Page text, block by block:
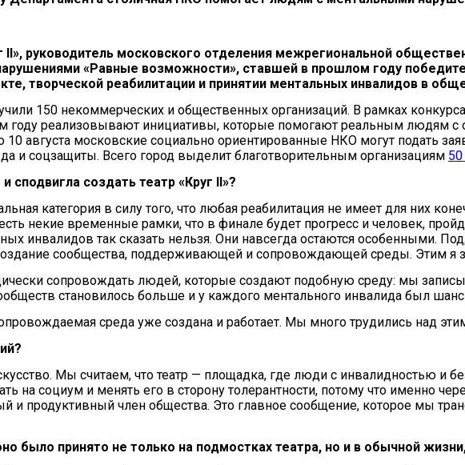
руководитель московского отделения межрегиональной
«Равные возможности», ставшей в прошлом году
творческой реабилитации и принятии ментальных инвалидов в
150 некоммерческих и общественных организаций. В рамках
реализовывают инициативы, которые помогают реальным людям с
августа московские социально ориентированные НКО могут подать
и соцзащиты. Всего город выделит благотворительным организациям
создать театр «Круг II»?
категория в силу того, что любая реабилитация не имеет для них
некие временные рамки, что в финале будет прогресс и человек,
инвалидов так сказать нельзя. Они навсегда остаются особенными.
сообщества, поддерживающей и сопровождающей среды. Этим я
сопровождать людей, которые создают подобную среду: мы
становилось больше и у каждого ментального инвалида был шанс
среда уже создана и работает. Мы много трудились над
Мы считаем, что театр — площадка, где люди с инвалидностью и
на социум и менять его в сторону толерантности, потому что именно
и продуктивный член общества. Это главное сообщение, которое мы
принято не только на подмостках театра, но и в обычной